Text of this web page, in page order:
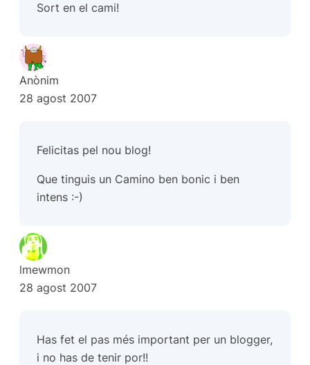
Sort en el cami!
Anònim
28 agost 2007
Felicitas pel nou blog!
Que tinguis un Camino ben bonic i ben
intens :-)
lmewmon
28 agost 2007
Has fet el pas més important per un blogger,
i no has de tenir por!!